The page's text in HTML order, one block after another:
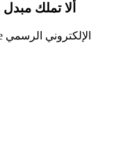
ألا تملك
قم بتثبيته الآن مجانًا من متجر Chrome الإلكتروني الرسمي